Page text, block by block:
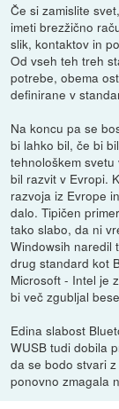
Če si zamislite
imeti brezžično
slik, kontaktov in
Od vseh teh treh
potrebe, obema
definirane v
Na koncu pa se
bi lahko bil, če bi
tehnološkem
bil razvit v Evropi.
razvoja iz Evrope
dalo. Tipičen
tako slabo, da ni
Windowsih naredil
drug standard kot
Microsoft - Intel je
bi več zgubljal
Edina slabost
WUSB tudi dobila
da se bodo stvari
ponovno zmagala